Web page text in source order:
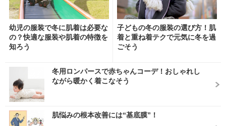
幼児の服装で冬に肌着は必要な
の？快適な服装や肌着の特徴を
知ろう
子どもの冬の服装の選び方！肌
着と重ね着テクで元気に冬を過
ごそう
冬用ロンパースで赤ちゃんコーデ！おしゃれし
ながら暖かく着こなそう
肌悩みの根本改善には“基底膜”！